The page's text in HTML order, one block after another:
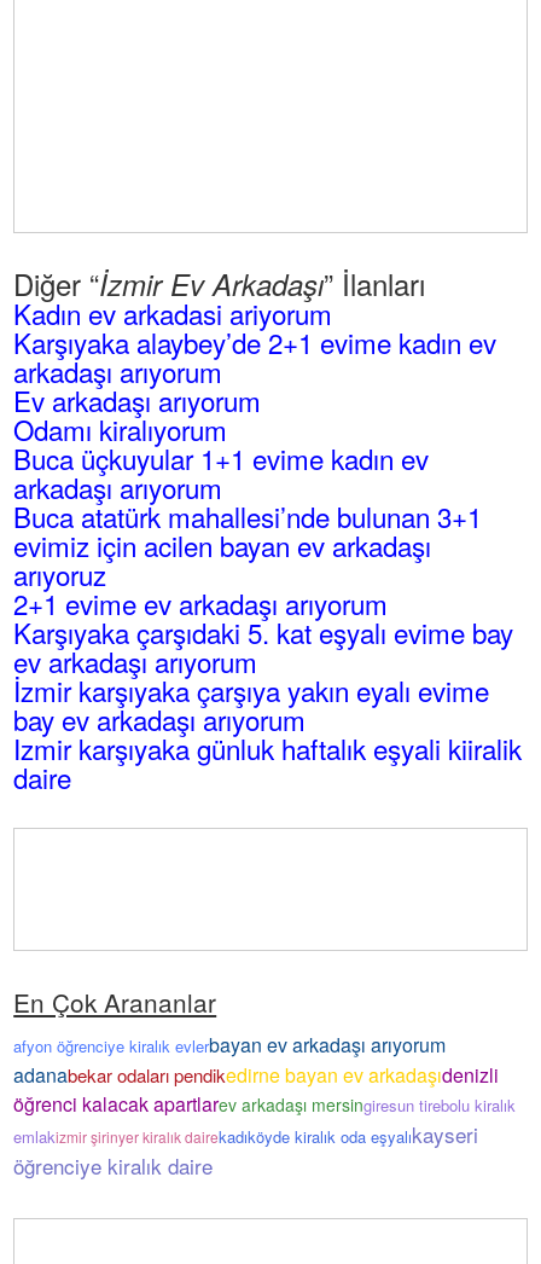
Diğer “İzmir Ev Arkadaşı” İlanları
Kadın ev arkadasi ariyorum
Karşıyaka alaybey’de 2+1 evime kadın ev
arkadaşı arıyorum
Ev arkadaşı arıyorum
Odamı kiralıyorum
Buca üçkuyular 1+1 evime kadın ev
arkadaşı arıyorum
Buca atatürk mahallesi’nde bulunan 3+1
evimiz için acilen bayan ev arkadaşı
arıyoruz
2+1 evime ev arkadaşı arıyorum
Karşıyaka çarşıdaki 5. kat eşyalı evime bay
ev arkadaşı arıyorum
İzmir karşıyaka çarşıya yakın eyalı evime
bay ev arkadaşı arıyorum
Izmir karşıyaka günluk haftalık eşyali kiiralik
daire
En Çok Arananlar
afyon öğrenciye kiralık evlerbayan ev arkadaşı arıyorum
adanabekar odaları pendikedirne bayan ev arkadaşıdenizli
öğrenci kalacak apartlarev arkadaşı mersingiresun tirebolu kiralık
emlakizmir şirinyer kiralık dairekadıköyde kiralık oda eşyalıkayseri
öğrenciye kiralık daire